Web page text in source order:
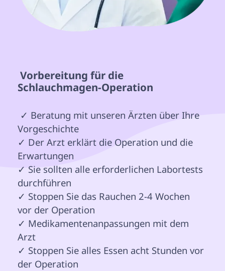
Schlauchmagen-Operation
Vorgeschichte
✓ Der Arzt erklärt die Operation und die
Erwartungen
✓ Sie sollten alle erforderlichen Labortests
durchführen
✓ Stoppen Sie das Rauchen 2-4 Wochen
vor der Operation
✓ Medikamentenanpassungen mit dem
Arzt
✓ Stoppen Sie alles Essen acht Stunden vor
der Operation